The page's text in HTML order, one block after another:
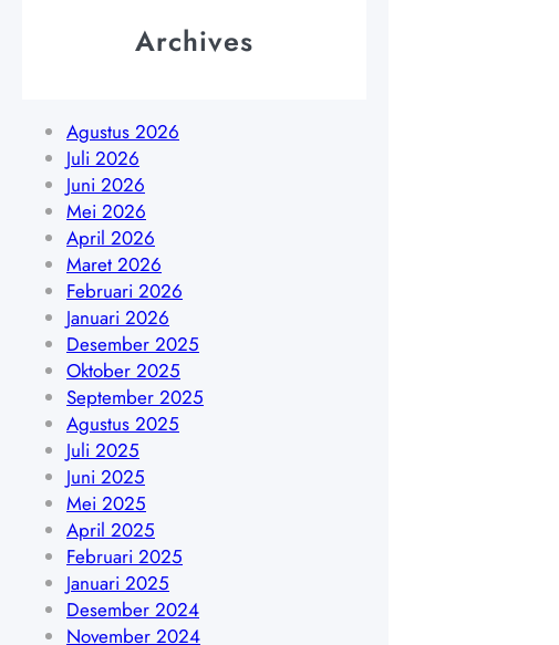
Archives
Agustus 2026
Juli 2026
Juni 2026
Mei 2026
April 2026
Maret 2026
Februari 2026
Januari 2026
Desember 2025
Oktober 2025
September 2025
Agustus 2025
Juli 2025
Juni 2025
Mei 2025
April 2025
Februari 2025
Januari 2025
Desember 2024
November 2024